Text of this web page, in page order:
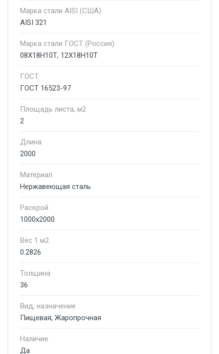
Марка стали AISI (США)
AISI 321
Марка стали ГОСТ (Россия)
08Х18Н10Т, 12Х18Н10Т
ГОСТ
ГОСТ 16523-97
Площадь листа, м2
2
Длина
2000
Материал
Нержавеющая сталь
Раскрой
1000х2000
Вес 1 м2
0.2826
Толщина
36
Вид, назначение
Пищевая, Жаропрочная
Наличие
Да